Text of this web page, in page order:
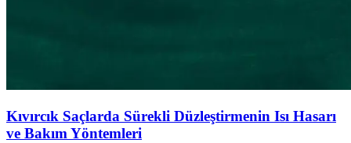
Kıvırcık Saçlarda Sürekli Düzleştirmenin Isı Hasarı
ve Bakım Yöntemleri